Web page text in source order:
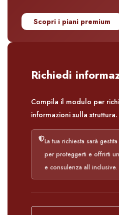
Scopri i piani premium
Richiedi
Compila il modulo per
informazioni sulla struttura.
La tua richiesta sarà
per proteggerti e offrirti
e consulenza all inclusive.